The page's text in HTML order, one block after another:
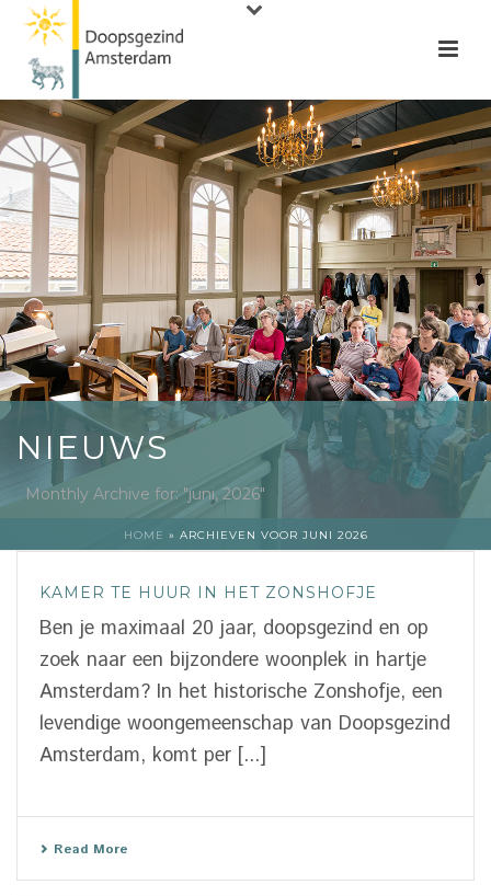
NIEUWS
Monthly Archive for: "juni, 2026"
HOME » ARCHIEVEN VOOR JUNI 2026
KAMER TE HUUR IN HET ZONSHOFJE
Ben je maximaal 20 jaar, doopsgezind en op
zoek naar een bijzondere woonplek in hartje
Amsterdam? In het historische Zonshofje, een
levendige woongemeenschap van Doopsgezind
Amsterdam, komt per [...]
Read More